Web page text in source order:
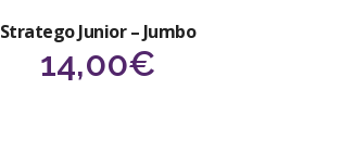
Stratego Junior – Jumbo
14,00€